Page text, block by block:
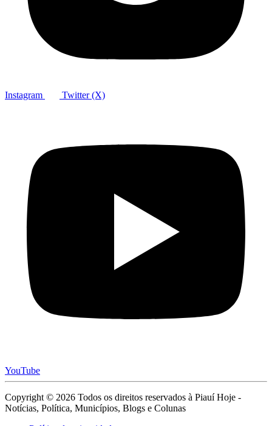
Instagram Twitter (X)
YouTube
Copyright © 2026 Todos os direitos reservados à Piauí Hoje -
Notícias, Política, Municípios, Blogs e Colunas